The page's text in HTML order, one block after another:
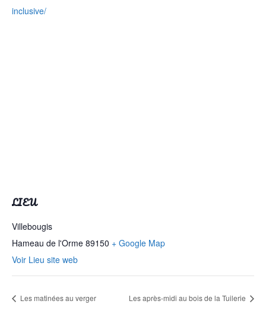
inclusive/
LIEU
Villebougis
Hameau de l'Orme 89150 + Google Map
Voir Lieu site web
Les matinées au verger Les après-midi au bois de la Tuilerie